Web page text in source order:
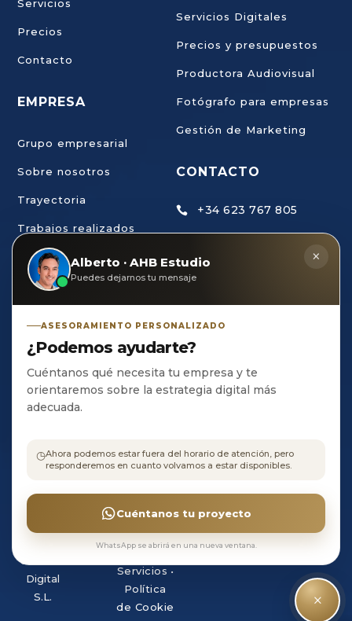
Servicios
Precios
Contacto
EMPRESA
Grupo empresarial
Sobre nosotros
Trayectoria
Trabajos realizados
Trabaja con nosotros
Servicios Digitales
Precios y presupuestos
Productora Audiovisual
Fotógrafo para empresas
Gestión de Marketing
CONTACTO
 +34 623 767 805
ondigital.com
AHB Estudio de
• HUELVA
©
Estudio
Creación
Digital
S.L.
legal •
Privacidad
•Terminos
Servicios •
Política
de Cookie
Alberto · AHB Estudio
Puedes dejarnos tu mensaje
×
ASESORAMIENTO PERSONALIZADO
¿Podemos ayudarte?
Cuéntanos qué necesita tu empresa y te
orientaremos sobre la estrategia digital más
adecuada.
◷Ahora podemos estar fuera del horario de atención, pero
responderemos en cuanto volvamos a estar disponibles.
Cuéntanos tu proyecto
WhatsApp se abrirá en una nueva ventana.
×